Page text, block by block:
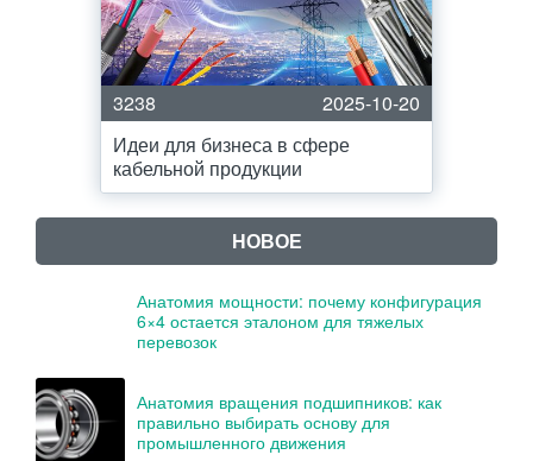
3238
2025-10-20
Идеи для бизнеса в сфере
кабельной продукции
НОВОЕ
Анатомия мощности: почему конфигурация
6×4 остается эталоном для тяжелых
перевозок
Анатомия вращения подшипников: как
правильно выбирать основу для
промышленного движения